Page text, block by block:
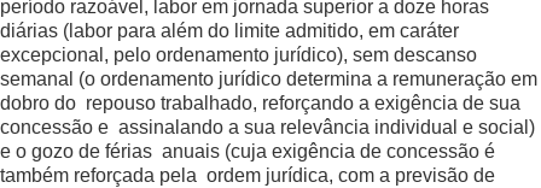
período razoável, labor em jornada superior a doze horas
diárias (labor para além do limite admitido, em caráter
excepcional, pelo ordenamento jurídico), sem descanso
semanal (o ordenamento jurídico determina a remuneração em
dobro do repouso trabalhado, reforçando a exigência de sua
concessão e assinalando a sua relevância individual e social)
e o gozo de férias anuais (cuja exigência de concessão é
também reforçada pela ordem jurídica, com a previsão de